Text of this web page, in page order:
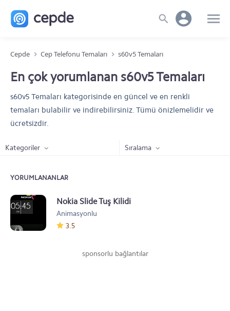
Cepde Cep Telefonu Temaları s60v5 Temaları
En çok yorumlanan s60v5 Temaları
s60v5 Temaları kategorisinde en güncel ve en renkli
temaları bulabilir ve indirebilirsiniz. Tümü önizlemelidir ve
ücretsizdir.
Kategoriler Sıralama
YORUMLANANLAR
Nokia Slide Tuş Kilidi
Animasyonlu
3.5
sponsorlu bağlantılar